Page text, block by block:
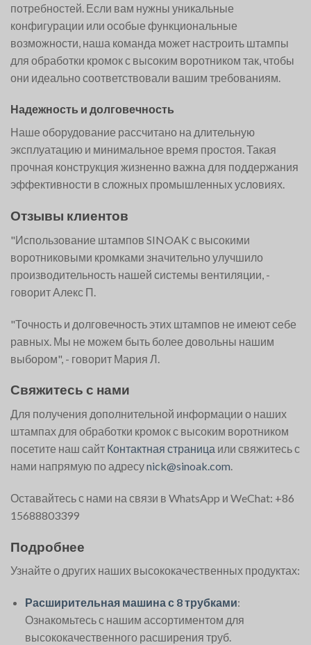
потребностей. Если вам нужны уникальные
конфигурации или особые функциональные
возможности, наша команда может настроить штампы
для обработки кромок с высоким воротником так, чтобы
они идеально соответствовали вашим требованиям.
Надежность и долговечность
Наше оборудование рассчитано на длительную
эксплуатацию и минимальное время простоя. Такая
прочная конструкция жизненно важна для поддержания
эффективности в сложных промышленных условиях.
Отзывы клиентов
"Использование штампов SINOAK с высокими
воротниковыми кромками значительно улучшило
производительность нашей системы вентиляции, -
говорит Алекс П.
"Точность и долговечность этих штампов не имеют себе
равных. Мы не можем быть более довольны нашим
выбором", - говорит Мария Л.
Свяжитесь с нами
Для получения дополнительной информации о наших
штампах для обработки кромок с высоким воротником
посетите наш сайт Контактная страница или свяжитесь с
нами напрямую по адресуnick@sinoak.com.
Оставайтесь с нами на связи в WhatsApp и WeChat: +86
15688803399
Подробнее
Узнайте о других наших высококачественных продуктах:
Расширительная машина с 8 трубками:
Ознакомьтесь с нашим ассортиментом для
высококачественного расширения труб.